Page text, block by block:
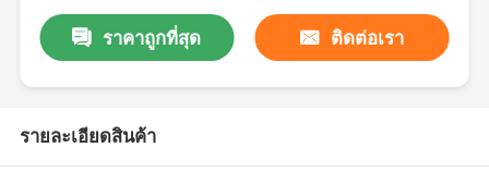
ราคาถูกที่สุด ติดต่อเรา
รายละเอียดสินค้า